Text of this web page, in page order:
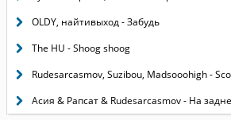
OLDY, найтивыход - Забудь
The HU - Shoog shoog
Rudesarcasmov, Suzibou, Madsooohigh -
Асия & Рапсат & Rudesarcasmov - На